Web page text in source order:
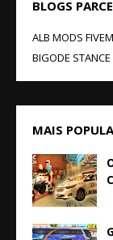
BLOGS
ALB MODS FIVEM
BIGODE STANCE
MAIS